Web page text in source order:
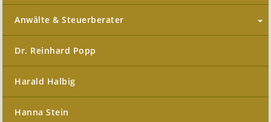
Anwälte & Steuerberater
Dr. Reinhard Popp
Harald Halbig
Hanna Stein